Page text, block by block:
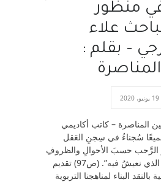
منظور
علاء
– بقلم :
19 يونيو، 2020
– كاتب أكاديمي
سُجناءُ في سِجنِ العَقل
الرَّحب حسبَ الأحوالِ والظروفِ
التي تُحيقُ بالمجتمع الذي نعيشُ فيه”. (ص97) تقديم
البناء لمناهجنا التربوية